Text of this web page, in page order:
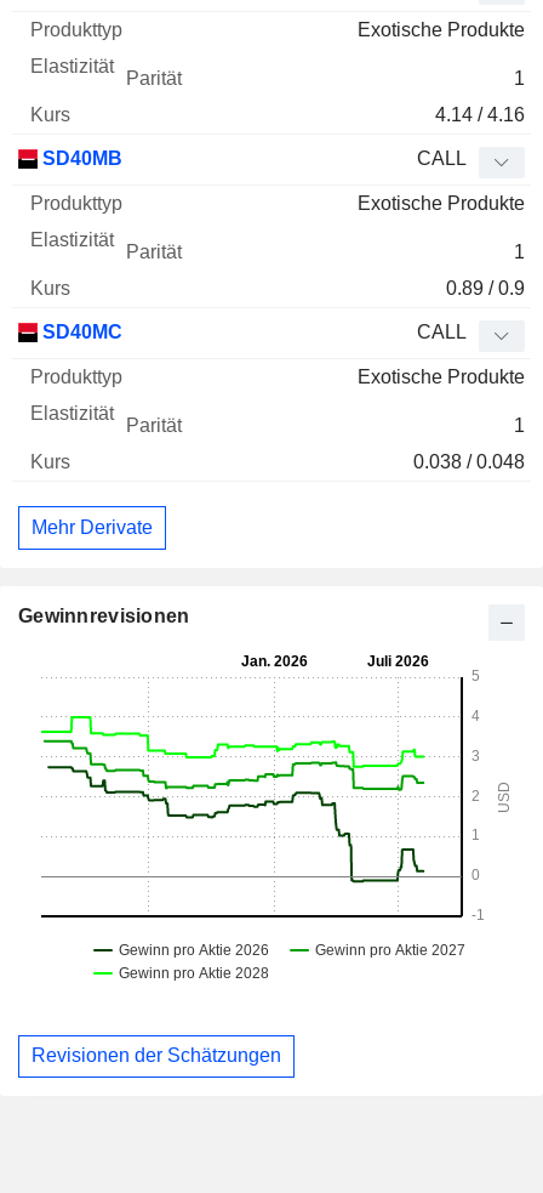
Exotische Produkte
1
4.14 / 4.16
SD40MB CALL
Exotische Produkte
1
0.89 / 0.9
SD40MC CALL
Exotische Produkte
1
0.038 / 0.048
Mehr Derivate
Gewinnrevisionen
Revisionen der Schätzungen